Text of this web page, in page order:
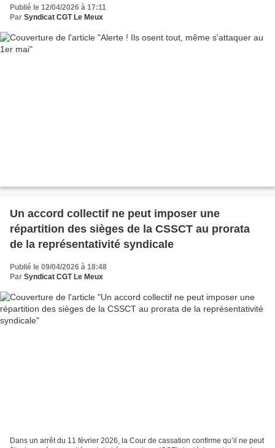
Publié le 12/04/2026 à 17:11
Par Syndicat CGT Le Meux
Un accord collectif ne peut imposer une
répartition des sièges de la CSSCT au prorata
de la représentativité syndicale
Publié le 09/04/2026 à 18:48
Par Syndicat CGT Le Meux
Dans un arrêt du 11 février 2026, la Cour de cassation confirme qu’il ne peut